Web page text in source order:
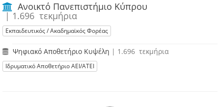
Ανοικτό Πανεπιστήμιο Κύπρου
| 1.696 τεκμήρια
Εκπαιδευτικός / Ακαδημαϊκός Φορέας
Ψηφιακό Αποθετήριο Κυψέλη | 1.696 τεκμήρια
Ιδρυματικό Αποθετήριο ΑΕΙ/ΑΤΕΙ